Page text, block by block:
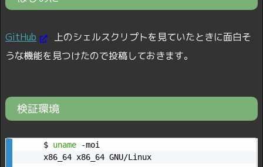
GitHub
上のシェルスクリプトを見ていたときに面白そ
うな機能を見つけたので投稿しておきます。
検証環境
$ uname -moi
x86_64 x86_64 GNU/Linux